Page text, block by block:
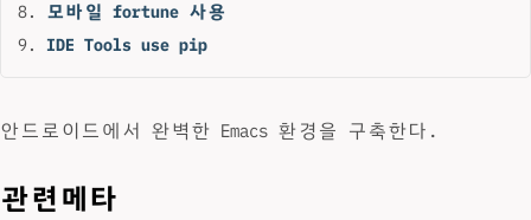
모바일 fortune 사용
IDE Tools use pip
안드로이드에서 완벽한 Emacs 환경을 구축한다.
관련메타